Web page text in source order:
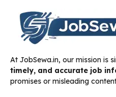
At JobSewa.in, our mission is
timely, and accurate job
promises or misleading